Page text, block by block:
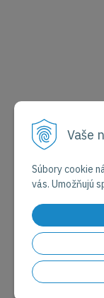
Vaše
Súbory cookie
vás. Umožňujú
PÁR
DODÁVKU
-